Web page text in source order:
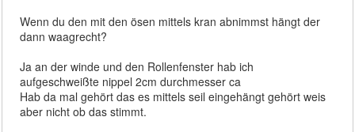
Wenn du den mit den ösen mittels kran abnimmst hängt der
dann waagrecht?
Ja an der winde und den Rollenfenster hab ich
aufgeschweißte nippel 2cm durchmesser ca
Hab da mal gehört das es mittels seil eingehängt gehört weis
aber nicht ob das stimmt.